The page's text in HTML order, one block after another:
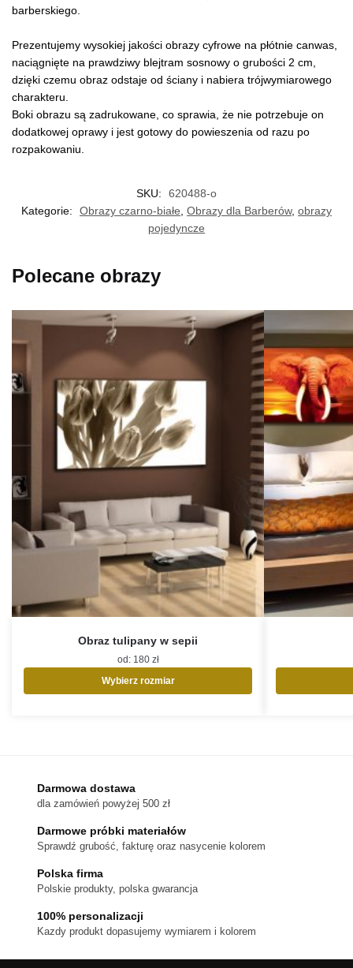
barberskiego.
Prezentujemy wysokiej jakości obrazy cyfrowe na płótnie canwas,
naciągnięte na prawdziwy blejtram sosnowy o grubości 2 cm,
dzięki czemu obraz odstaje od ściany i nabiera trójwymiarowego
charakteru.
Boki obrazu są zadrukowane, co sprawia, że nie potrzebuje on
dodatkowej oprawy i jest gotowy do powieszenia od razu po
rozpakowaniu.
SKU:
620488-o
Kategorie:
Obrazy czarno-białe Obrazy dla Barberów, obrazy
pojedyncze
Polecane obrazy
Obraz tulipany w sepii
od: 180 zł
Wybierz rozmiar
wybrać
stronie
produktu
Darmowa dostawa
dla zamówień powyżej 500 zł
Darmowe próbki materiałów
Sprawdź grubość, fakturę oraz nasycenie kolorem
Polska firma
Polskie produkty, polska gwarancja
100% personalizacji
Kazdy produkt dopasujemy wymiarem i kolorem